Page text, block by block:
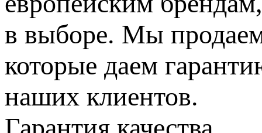
в выборе. Мы продаем
которые даем
наших клиентов.